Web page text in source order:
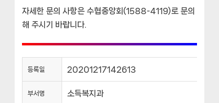
자세한 문의 사항은 수협중앙회(1588-4119)로 문의
해 주시기 바랍니다.
등록일 20201217142613
부서명 소득복지과